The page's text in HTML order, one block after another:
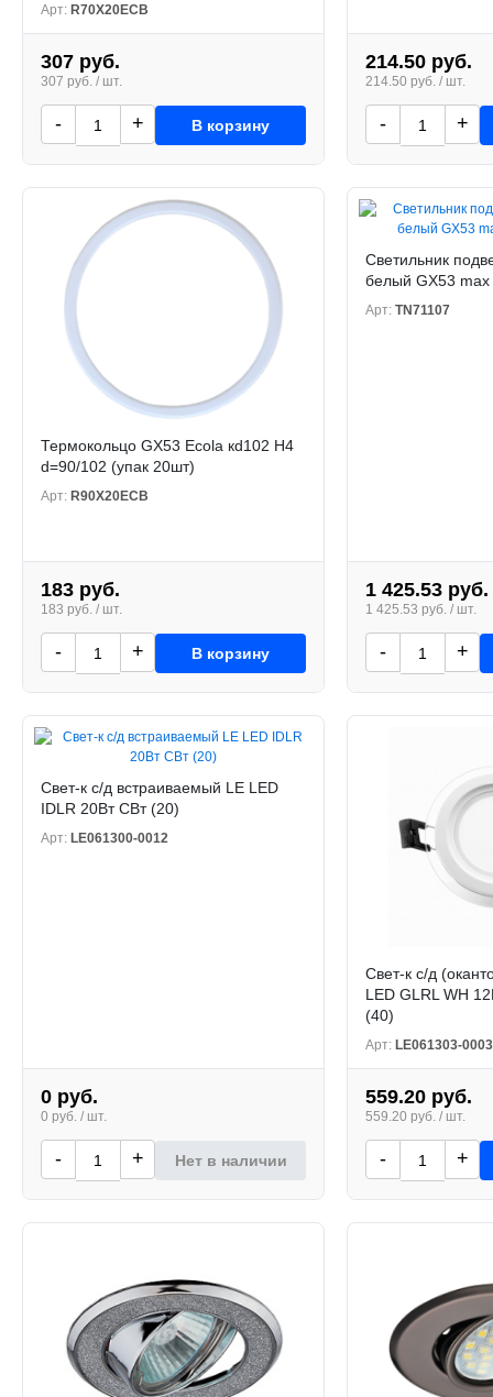
Арт: R70X20ECB
307 руб.
307 руб. / шт.
- + В корзину
214.50 руб.
214.50 руб. / шт.
- +
Термокольцо GX53 Ecola кd102 H4
d=90/102 (упак 20шт)
Арт: R90X20ECB
183 руб.
183 руб. / шт.
- + В корзину
Светильник
белый GX53 max
Арт: TN71107
1 425.53 руб.
1 425.53 руб. / шт.
- +
Свет-к с/д встраиваемый LE LED
IDLR 20Вт CВт (20)
Арт: LE061300-0012
0 руб.
0 руб. / шт.
- + Нет в наличии
Свет-к с/д
LED GLRL WH
(40)
Арт: LE061303-0003
559.20 руб.
559.20 руб. / шт.
- +